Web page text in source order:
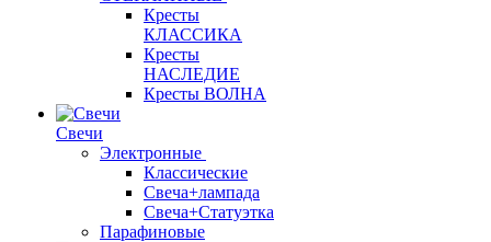
Кресты
КЛАССИКА
Кресты
НАСЛЕДИЕ
Кресты ВОЛНА
Свечи
Электронные
Классические
Свеча+лампада
Свеча+Статуэтка
Парафиновые